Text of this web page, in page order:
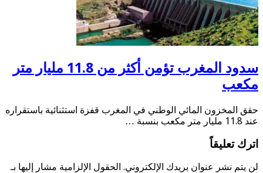
سدود المغرب تؤمن أكثر من 11.8 مليار متر
المخزون المائي الوطني في المغرب قفزة استثنائية باستقراره
تعليقاً
نشر عنوان بريدك الإلكتروني. الحقول الإلزامية مشار إليها بـ